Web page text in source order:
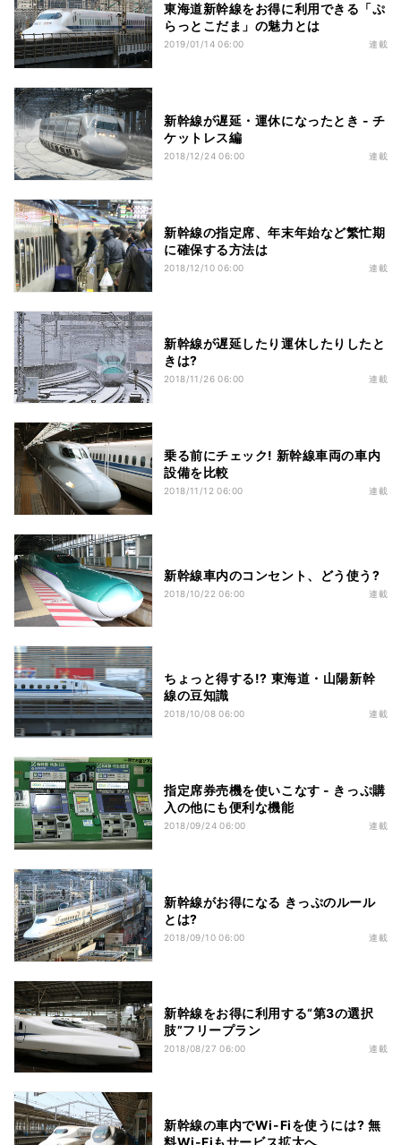
東海道新幹線をお得に利用できる「ぷ
らっとこだま」の魅力とは
2019/01/14 06:00 連載
新幹線が遅延・運休になったとき - チ
ケットレス編
2018/12/24 06:00 連載
新幹線の指定席、年末年始など繁忙期
に確保する方法は
2018/12/10 06:00 連載
新幹線が遅延したり運休したりしたと
きは?
2018/11/26 06:00 連載
乗る前にチェック! 新幹線車両の車内
設備を比較
2018/11/12 06:00 連載
新幹線車内のコンセント、どう使う?
2018/10/22 06:00 連載
ちょっと得する!? 東海道・山陽新幹
線の豆知識
2018/10/08 06:00 連載
指定席券売機を使いこなす - きっぷ購
入の他にも便利な機能
2018/09/24 06:00 連載
新幹線がお得になる きっぷのルール
とは?
2018/09/10 06:00 連載
新幹線をお得に利用する“第3の選択
肢”フリープラン
2018/08/27 06:00 連載
新幹線の車内でWi-Fiを使うには? 無
料Wi-Fiもサービス拡大へ